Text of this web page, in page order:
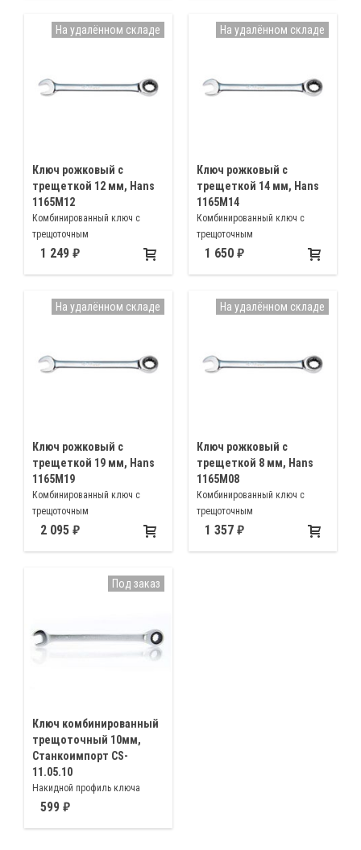
Ключ рожковый с
трещеткой 12 мм, Hans
1165M12
Комбинированный ключ с
трещоточным
механизмом(храповиком)
1 249
На удалённом складе
Ключ рожковый с
трещеткой 14 мм, Hans
1165M14
Комбинированный ключ с
трещоточным
механизмом(храповиком)
1 650
На удалённом складе
Ключ рожковый с
трещеткой 19 мм, Hans
1165M19
Комбинированный ключ с
трещоточным
механизмом(храповиком)
2 095
На удалённом складе
Ключ рожковый с
трещеткой 8 мм, Hans
1165M08
Комбинированный ключ с
трещоточным
механизмом(храповиком) 8мм
1 357
На удалённом складе
Ключ комбинированный
трещоточный 10мм,
Станкоимпорт CS-
11.05.10
Накидной профиль ключа
имеет 72 зубый трещоточный
599
Под заказ